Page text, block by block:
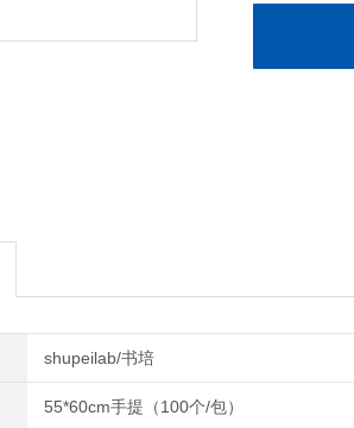
shupeilab/书培
55*60cm手提（100个/包）